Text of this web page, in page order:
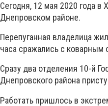
Сегодня, 12 мая 2020 года в
Днепровском районе.
Перепуганная владелица
часа сражались с коварным
Сразу два отделения 10-й
Днепровского района
Работать пришлось в